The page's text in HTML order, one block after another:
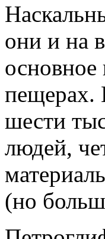
они и на
основное
пещерах.
шести
людей,
(но